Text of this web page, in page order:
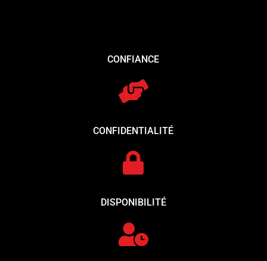
CONFIANCE

CONFIDENTIALITÉ

DISPONIBILITÉ
